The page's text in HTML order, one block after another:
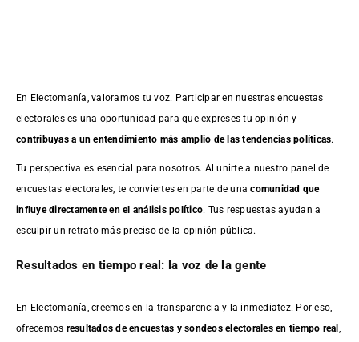
En Electomanía, valoramos tu voz. Participar en nuestras encuestas
electorales es una oportunidad para que expreses tu opinión y
contribuyas a un entendimiento más amplio de las tendencias políticas.
Tu perspectiva es esencial para nosotros. Al unirte a nuestro panel de
encuestas electorales, te conviertes en parte de unacomunidad que
influye directamente en el análisis político. Tus respuestas ayudan a
esculpir un retrato más preciso de la opinión pública.
Resultados en tiempo real: la voz de la gente
En Electomanía, creemos en la transparencia y la inmediatez. Por eso,
ofrecemos resultados deencuestas y sondeos electorales en tiempo real